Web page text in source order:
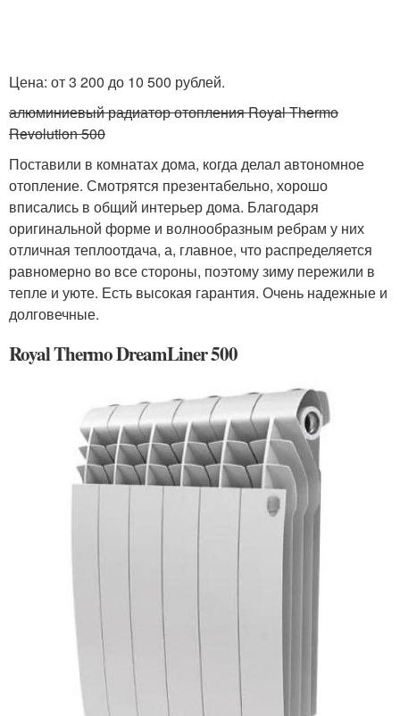
Цена: от 3 200 до 10 500 рублей.
алюминиевый радиатор отопления Royal Thermo
Revolution 500
Поставили в комнатах дома, когда делал автономное
отопление. Смотрятся презентабельно, хорошо
вписались в общий интерьер дома. Благодаря
оригинальной форме и волнообразным ребрам у них
отличная теплоотдача, а, главное, что распределяется
равномерно во все стороны, поэтому зиму пережили в
тепле и уюте. Есть высокая гарантия. Очень надежные и
долговечные.
Royal Thermo DreamLiner 500